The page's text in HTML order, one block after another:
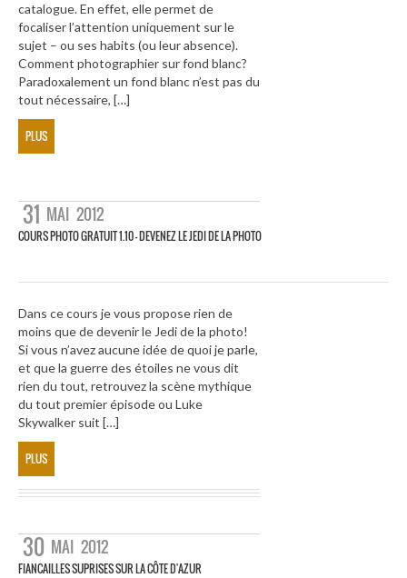
catalogue. En effet, elle permet de
focaliser l’attention uniquement sur le
sujet – ou ses habits (ou leur absence).
Comment photographier sur fond blanc?
Paradoxalement un fond blanc n’est pas du
tout nécessaire, […]
PLUS
31 MAI 2012
COURS PHOTO GRATUIT 1.10 – DEVENEZ LE JEDI DE LA PHOTO
Dans ce cours je vous propose rien de
moins que de devenir le Jedi de la photo!
Si vous n’avez aucune idée de quoi je parle,
et que la guerre des étoiles ne vous dit
rien du tout, retrouvez la scène mythique
du tout premier épisode ou Luke
Skywalker suit […]
PLUS
30 MAI 2012
FIANCAILLES SUPRISES SUR LA CÔTE D'AZUR